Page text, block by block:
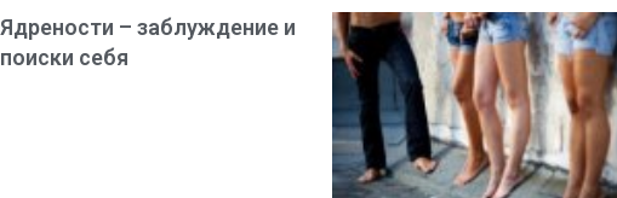
Ядрености – заблуждение и
поиски себя